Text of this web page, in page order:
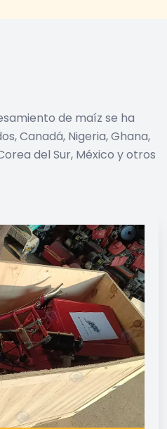
de maíz se ha
Canadá, Nigeria, Ghana,
del Sur, México y otros